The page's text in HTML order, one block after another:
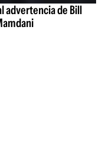
advertencia de Bill